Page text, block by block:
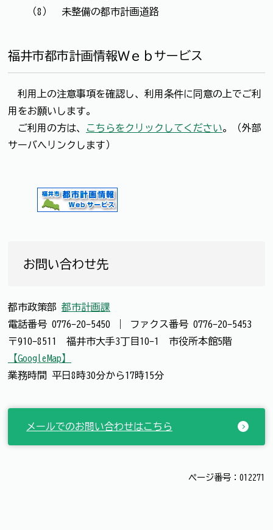
（8） 未整備の都市計画道路
福井市都市計画情報Ｗｅｂサービス
利用上の注意事項を確認し、利用条件に同意の上でご利
用をお願いします。
ご利用の方は、
こちらをクリックしてください。（外部
サーバへリンクします）
お問い合わせ先
都市政策部 都市計画課
電話番号 0776-20-5450 ファクス番号 0776-20-5453
〒910-8511 福井市大手3丁目10-1 市役所本館5階
【GoogleMap】
業務時間 平日8時30分から17時15分
メールでのお問い合わせはこちら
ページ番号：012271